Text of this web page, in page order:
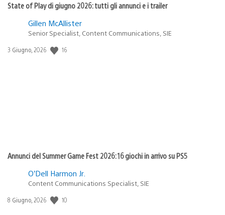
State of Play di giugno 2026: tutti gli annunci e i trailer
Gillen McAllister
Senior Specialist, Content Communications, SIE
Data
3 Giugno, 2026 16
Annunci del Summer Game Fest 2026: 16 giochi in arrivo su PS5
O’Dell Harmon Jr.
Content Communications Specialist, SIE
Data
8 Giugno, 2026 10